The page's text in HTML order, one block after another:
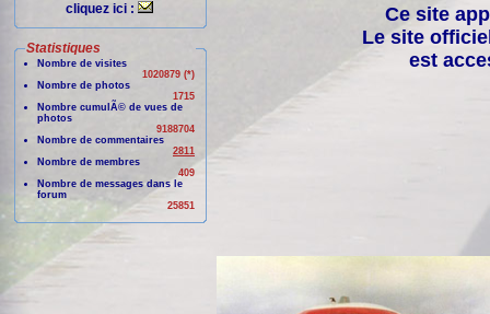
cliquez ici :
Statistiques
Nombre de visites
1020879 (*)
Nombre de photos
1715
Nombre cumulÃ© de vues de
photos
9188704
Nombre de commentaires
2811
Nombre de membres
409
Nombre de messages dans le
forum
25851
Ce site
Le site
est